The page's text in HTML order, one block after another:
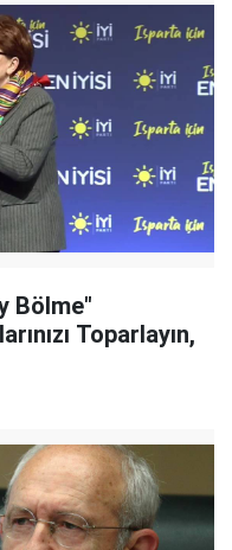
Bölme"
Toparlayın,